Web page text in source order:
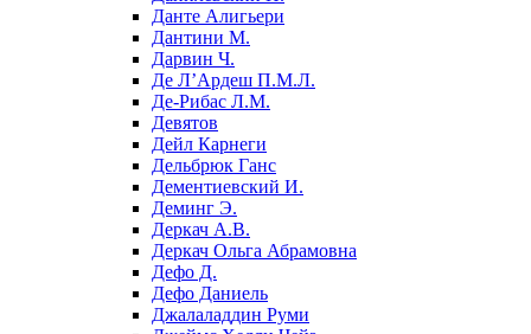
Данте Алигьери
Дантини М.
Дарвин Ч.
Де Л’Ардеш П.М.Л.
Де-Рибас Л.М.
Девятов
Дейл Карнеги
Дельбрюк Ганс
Дементиевский И.
Деминг Э.
Деркач А.В.
Деркач Ольга Абрамовна
Дефо Д.
Дефо Даниель
Джалаладдин Руми